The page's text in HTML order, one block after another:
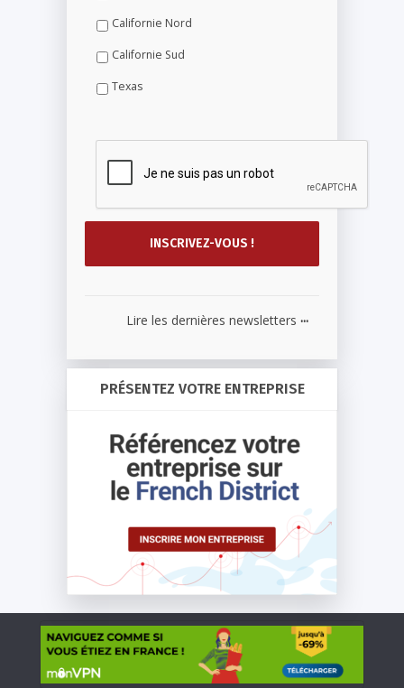
Californie Nord
Californie Sud
Texas
Lire les dernières newsletters ...
PRÉSENTEZ VOTRE ENTREPRISE